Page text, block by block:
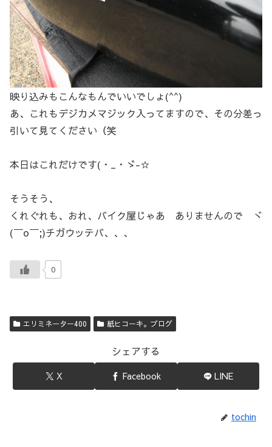
映り込みもこんなもんでいいでしょ(^^)
あ、これもデジカメマジック入ってますので、その分差っ
引いて見てください（笑
本日はこれだけです(・_・ゞ-☆
そうそう、
くれぐれも、おれ、バイク屋じゃあ ありませんので ヾ
(￣o￣;)チガウッテバ、、、
0
エリミネーター400 紙ヒコーキ。ブログ
シェアする
X Facebook LINE
tochin